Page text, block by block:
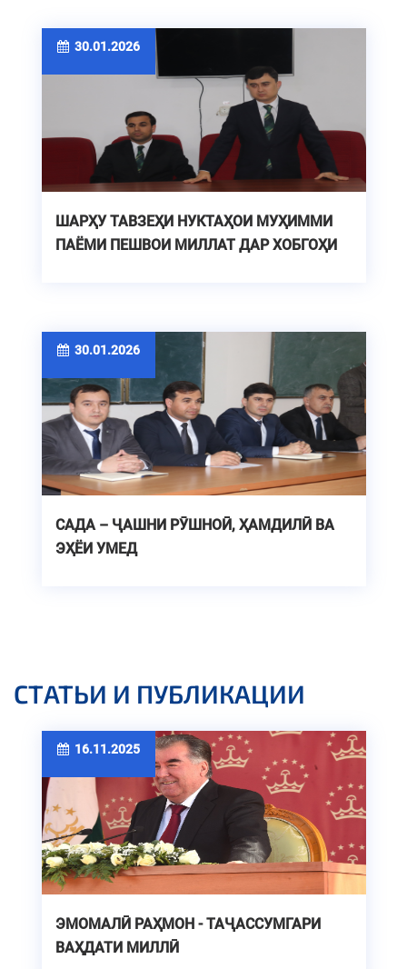
30.01.2026
ШАРҲУ ТАВЗЕҲИ НУКТАҲОИ МУҲИММИ
ПАЁМИ ПЕШВОИ МИЛЛАТ ДАР ХОБГОҲИ
30.01.2026
САДА – ҶАШНИ РӮШНОӢ, ҲАМДИЛӢ ВА
ЭҲЁИ УМЕД
СТАТЬИ И ПУБЛИКАЦИИ
16.11.2025
ЭМОМАЛӢ РАҲМОН - ТАҶАССУМГАРИ
ВАҲДАТИ МИЛЛӢ